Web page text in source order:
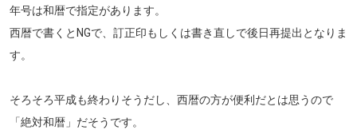
年号は和暦で指定があります。
西暦で書くとNGで、訂正印もしくは書き直しで後日再提出となりま
す。
そろそろ平成も終わりそうだし、西暦の方が便利だとは思うので
「絶対和暦」だそうです。